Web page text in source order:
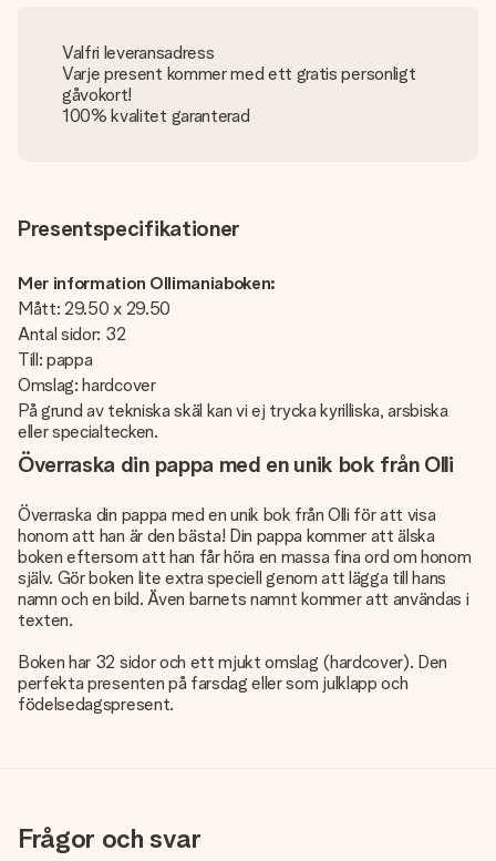
Valfri leveransadress
Varje present kommer med ett gratis personligt
gåvokort!
100% kvalitet garanterad
Presentspecifikationer
Mer information Ollimaniaboken:
Mått: 29.50 x 29.50
Antal sidor: 32
Till: pappa
Omslag: hardcover
På grund av tekniska skäl kan vi ej trycka kyrilliska, arsbiska
eller specialtecken.
Överraska din pappa med en unik bok från Olli
Överraska din pappa med en unik bok från Olli för att visa
honom att han är den bästa! Din pappa kommer att älska
boken eftersom att han får höra en massa fina ord om honom
själv. Gör boken lite extra speciell genom att lägga till hans
namn och en bild. Även barnets namnt kommer att användas i
texten.
Boken har 32 sidor och ett mjukt omslag (hardcover). Den
perfekta presenten på farsdag eller som julklapp och
födelsedagspresent.
Frågor och svar